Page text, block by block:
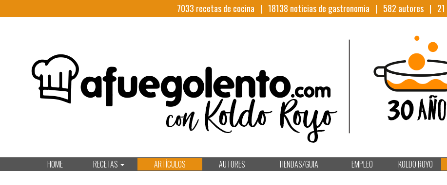
7033 recetas de cocina | 18138 noticias de gastronomia | 582 autores | 21
HOME RECETAS ARTÍCULOS AUTORES TIENDAS/GUIA EMPLEO KOLDO ROYO